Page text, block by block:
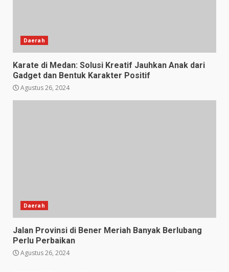
Daerah
Karate di Medan: Solusi Kreatif Jauhkan Anak dari
Gadget dan Bentuk Karakter Positif
Agustus 26, 2024
Daerah
Jalan Provinsi di Bener Meriah Banyak Berlubang
Perlu Perbaikan
Agustus 26, 2024